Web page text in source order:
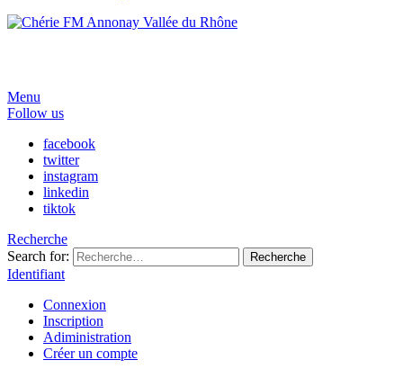
Menu
Follow us
facebook
twitter
instagram
linkedin
tiktok
Recherche
Search for:
Recherche
Identifiant
Connexion
Inscription
Adiministration
Créer un compte